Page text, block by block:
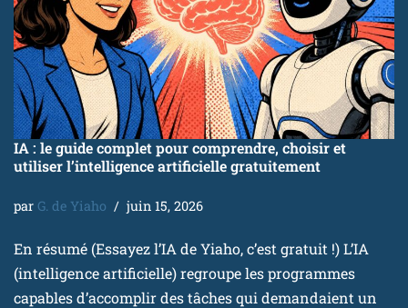
IA : le guide complet pour comprendre, choisir et
utiliser l’intelligence artificielle gratuitement
par G. de Yiaho juin 15, 2026
En résumé (Essayez l’IA de Yiaho, c’est gratuit !) L’IA
(intelligence artificielle) regroupe les programmes
capables d’accomplir des tâches qui demandaient un